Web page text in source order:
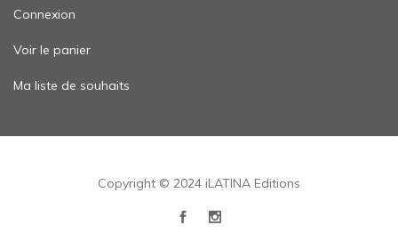
Connexion
Voir le panier
Ma liste de souhaits
Copyright © 2024 iLATINA Editions